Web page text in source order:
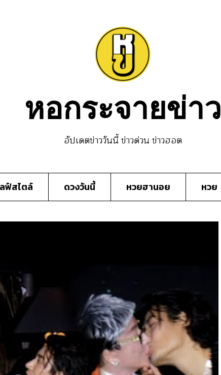
หอกระจายข่าว
อัปเดตข่าววันนี้ ข่าวด่วน ข่าวฮอต
ฟ์สไตล์ ดวงวันนี้ หวยฮานอย หวย